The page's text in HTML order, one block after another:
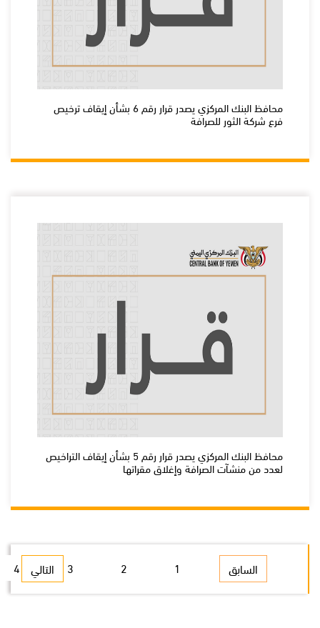
محافظ البنك المركزي يصدر قرار رقم 6 بشأن إيقاف ترخيص
فرع شركة الثور للصرافة
محافظ البنك المركزي يصدر قرار رقم 5 بشأن إيقاف التراخيص
لعدد من منشآت الصرافة وإغلاق مقراتها
السابق 1
2
3
4 التالي